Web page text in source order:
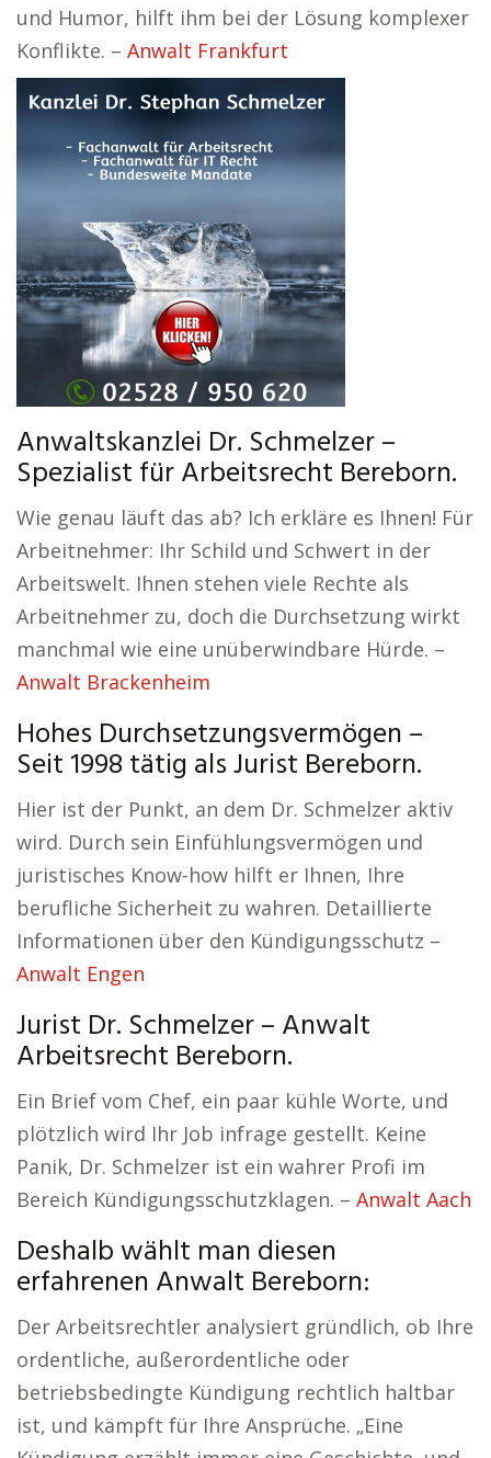
und Humor, hilft ihm bei der Lösung komplexer
Konflikte. – Anwalt Frankfurt
Anwaltskanzlei Dr. Schmelzer –
Spezialist für Arbeitsrecht Bereborn.
Wie genau läuft das ab? Ich erkläre es Ihnen! Für
Arbeitnehmer: Ihr Schild und Schwert in der
Arbeitswelt. Ihnen stehen viele Rechte als
Arbeitnehmer zu, doch die Durchsetzung wirkt
manchmal wie eine unüberwindbare Hürde. –
Anwalt Brackenheim
Hohes Durchsetzungsvermögen –
Seit 1998 tätig als Jurist Bereborn.
Hier ist der Punkt, an dem Dr. Schmelzer aktiv
wird. Durch sein Einfühlungsvermögen und
juristisches Know-how hilft er Ihnen, Ihre
berufliche Sicherheit zu wahren. Detaillierte
Informationen über den Kündigungsschutz –
Anwalt Engen
Jurist Dr. Schmelzer – Anwalt
Arbeitsrecht Bereborn.
Ein Brief vom Chef, ein paar kühle Worte, und
plötzlich wird Ihr Job infrage gestellt. Keine
Panik, Dr. Schmelzer ist ein wahrer Profi im
Bereich Kündigungsschutzklagen. – Anwalt Aach
Deshalb wählt man diesen
erfahrenen Anwalt Bereborn:
Der Arbeitsrechtler analysiert gründlich, ob Ihre
ordentliche, außerordentliche oder
betriebsbedingte Kündigung rechtlich haltbar
ist, und kämpft für Ihre Ansprüche. „Eine